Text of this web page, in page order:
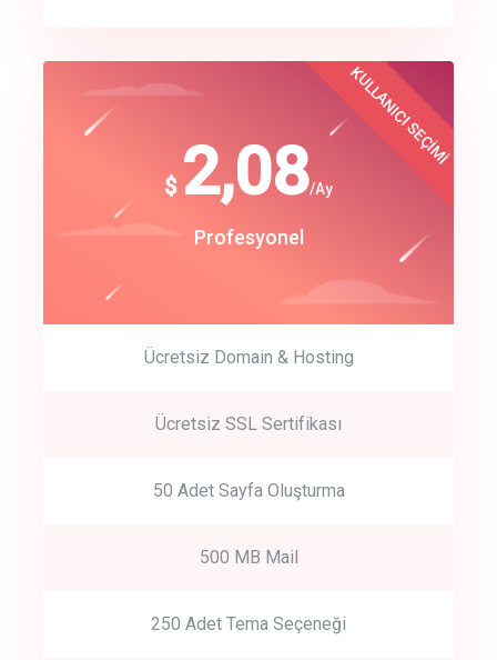
crm auto cync
track energy costs
Get Started
Start by trying our service for 30 days free trial no credit card
$ 2,08/Ay
Profesyonel
KULLANICI SEÇİMİ
Ücretsiz Domain & Hosting
Ücretsiz SSL Sertifikası
50 Adet Sayfa Oluşturma
500 MB Mail
250 Adet Tema Seçeneği
$
180
Start Up
Best Choice